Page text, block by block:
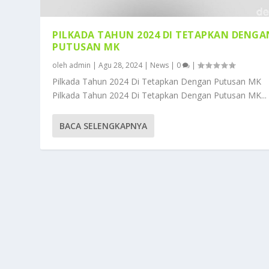
PILKADA TAHUN 2024 DI TETAPKAN
PUTUSAN MK
oleh admin |Agu 28, 2024| News | 0 |
Pilkada Tahun 2024 Di Tetapkan Dengan Putusan MK
Pilkada Tahun 2024 Di Tetapkan Dengan Putusan MK...
BACA SELENGKAPNYA